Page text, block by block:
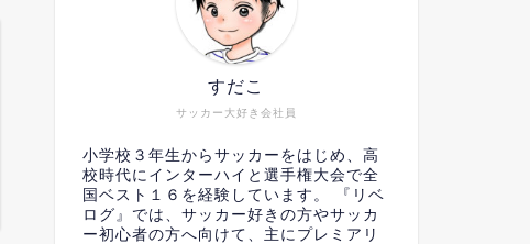
サッカー大好き会社員
すだこ
小学校３年生からサッカーをはじめ、高
校時代にインターハイと選手権大会で全
国ベスト１６を経験しています。 『リベ
ログ』では、サッカー好きの方やサッカ
ー初心者の方へ向けて、主にプレミアリ